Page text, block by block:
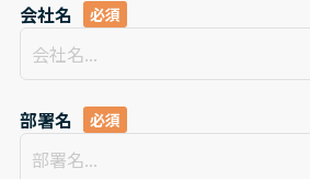
会社名
部署名